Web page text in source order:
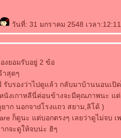
วันที่: 31 มกราคม 2548 เวลา
งยอมรับอยู่ 2 ข้อ
าสุดๆ
รับรองว่าไปดูแล้ว กลับมาบ้านนอนเปิ
นังเกาหลีนี่ค่อนข้างจะมีคุณภาพนะ แ
ยาก นอกจาdโรงแถว สยาม,ลิโด้ )
ก็ดูนะ แต่บอกตรงๆ เลยว่าดูไม่จบ เ
กจะดูให้จบน่ะ ฮิๆ